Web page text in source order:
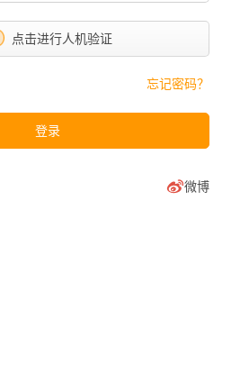
点击进行人机验证
忘记密码？
登录